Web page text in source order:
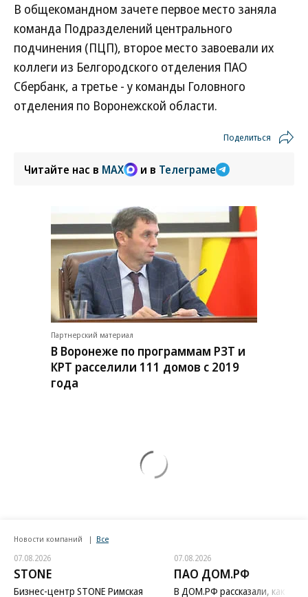
В общекомандном зачете первое место заняла
команда Подразделений центрального
подчинения (ПЦП), второе место завоевали их
коллеги из Белгородского отделения ПАО
Сбербанк, а третье - у команды Головного
отделения по Воронежской области.
Поделиться
Читайте нас в MAX и в Телеграме
Партнерский материал
В Воронеже по программам РЗТ и
КРТ расселили 111 домов с 2019
года
Новости компаний Все
07.08.2026
STONE
Бизнес-центр STONE Римская
07.08.2026
ПАО ДОМ.РФ
В ДОМ.РФ рассказали, как